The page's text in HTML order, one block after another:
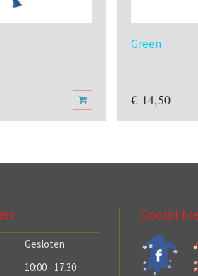
Green
€ 14,50
Gesloten
10:00 - 17.30
Social